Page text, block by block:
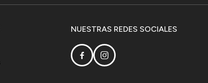
NUESTRAS REDES SOCIALES
 